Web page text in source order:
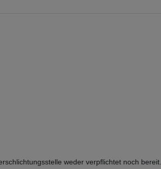
weder verpflichtet noch bereit.